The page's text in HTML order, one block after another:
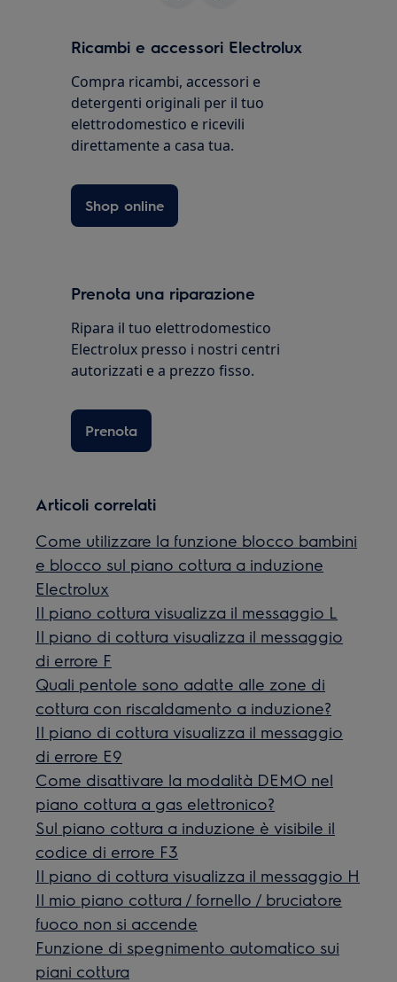
Ricambi e accessori Electrolux
Compra ricambi, accessori e
detergenti originali per il tuo
elettrodomestico e ricevili
direttamente a casa tua.
Shop online
Prenota una riparazione
Ripara il tuo elettrodomestico
Electrolux presso i nostri centri
autorizzati e a prezzo fisso.
Prenota
Articoli correlati
Come utilizzare la funzione blocco bambini
e blocco sul piano cottura a induzione
Electrolux
Il piano cottura visualizza il messaggio L
Il piano di cottura visualizza il messaggio
di errore F
Quali pentole sono adatte alle zone di
cottura con riscaldamento a induzione?
Il piano di cottura visualizza il messaggio
di errore E9
Come disattivare la modalità DEMO nel
piano cottura a gas elettronico?
Sul piano cottura a induzione è visibile il
codice di errore F3
Il piano di cottura visualizza il messaggio H
Il mio piano cottura / fornello / bruciatore
fuoco non si accende
Funzione di spegnimento automatico sui
piani cottura